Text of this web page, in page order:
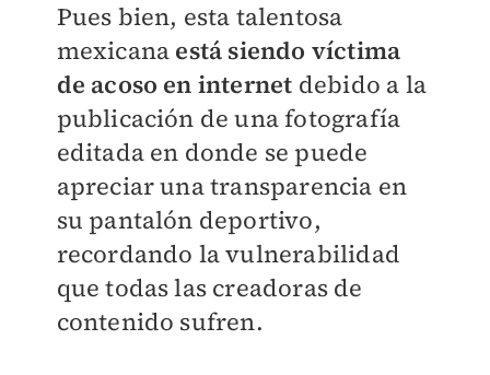
Pues bien, esta talentosa
mexicana está siendo víctima
de acoso en internet debido a la
publicación de una fotografía
editada en donde se puede
apreciar una transparencia en
su pantalón deportivo,
recordando la vulnerabilidad
que todas las creadoras de
contenido sufren.